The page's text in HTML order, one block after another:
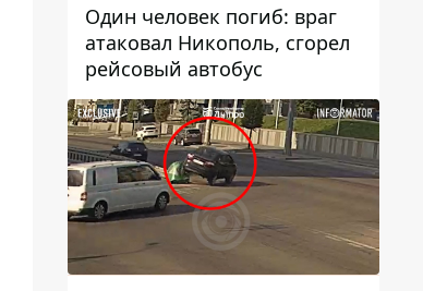
Один человек погиб: враг
атаковал Никополь, сгорел
рейсовый автобус